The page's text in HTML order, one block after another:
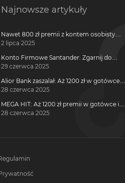
Najnowsze artykuły
Nawet 800 zł premii z kontem osobistym
Millennium 360°!
2 lipca 2025
Konto Firmowe Santander: Zgarnij do
2700 zł w promocji
29 czerwca 2025
Alior Bank zaszalał: Aż 1200 zł w gotówce i
voucherach za otwarcie darmowego
28 czerwca 2025
MEGA HIT: Aż 1200 zł premii w gotówce i
voucherach za darmową kartę kredytową
28 czerwca 2025